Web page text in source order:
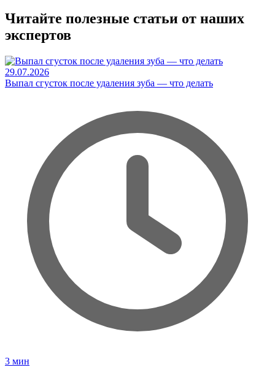
Читайте полезные статьи от наших
экспертов
29.07.2026
Выпал сгусток после удаления зуба — что делать
3 мин